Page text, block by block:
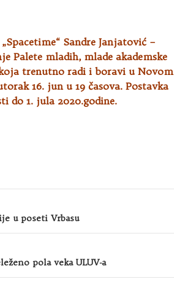
Sandre Janjatović –
Palete mladih, mlade akademske
trenutno radi i boravi u Novom
16. jun u 19 časova. Postavka
do 1. jula 2020.godine.
u poseti Vrbasu
pola veka ULUV-a